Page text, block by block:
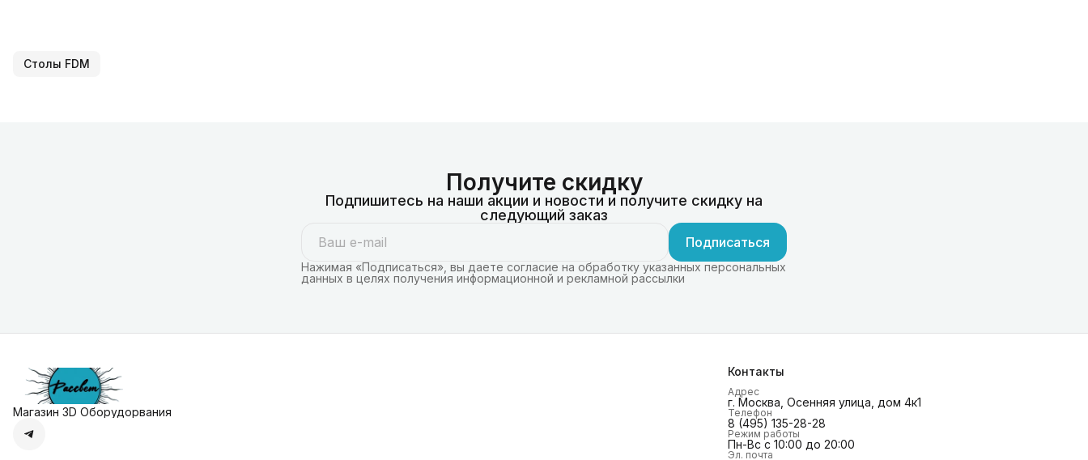
Столы FDM
Получите скидку
Подпишитесь на наши акции и новости и получите скидку на
следующий заказ
Подписаться
Нажимая «Подписаться», вы даете согласие на обработку указанных персональных
данных в целях получения информационной и рекламной рассылки
Магазин 3D Оборудорвания
Контакты
Адрес
г. Москва, Осенняя улица, дом 4к1
Телефон
8 (495) 135-28-28
Режим работы
Пн-Вс с 10:00 до 20:00
Эл. почта